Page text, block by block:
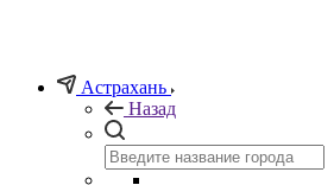
Астрахань
Назад